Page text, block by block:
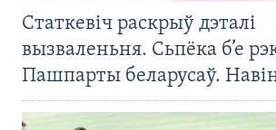
Статкевіч раскрыў дэталі
вызваленьня. Сьпёка б’е
Пашпарты беларусаў.